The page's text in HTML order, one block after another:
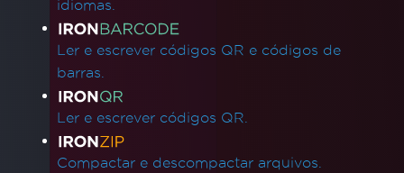
idiomas.
Ler e escrever códigos QR e códigos de
barras.
Ler e escrever códigos QR.
Compactar e descompactar arquivos.